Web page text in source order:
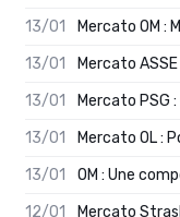
13/01
Mercato OM :
13/01
Mercato
13/01
Mercato PSG
13/01
Mercato OL :
13/01
OM : Une
12/01
Mercato